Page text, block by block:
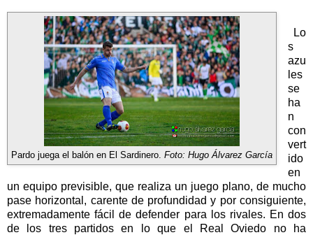
Pardo juega el balón en El Sardinero. Foto: Hugo Álvarez García
Lo
s
azu
les
se
ha
n
con
vert
ido
en
un equipo previsible, que realiza un juego plano, de mucho
pase horizontal, carente de profundidad y por consiguiente,
extremadamente fácil de defender para los rivales. En dos
de los tres partidos en lo que el Real Oviedo no ha